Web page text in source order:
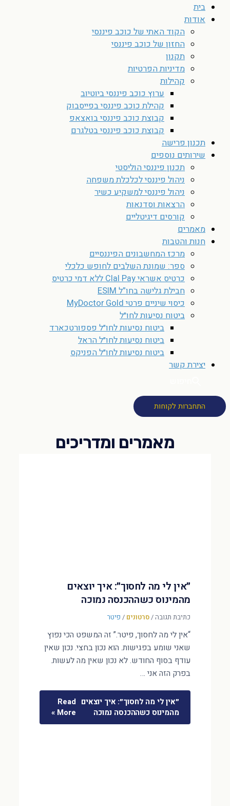
בית
אודות
הקוד האתי של כוכב פיננסי
החזון של כוכב פיננסי
תקנון
מדיניות הפרטיות
קהילות
ערוץ כוכב פיננסי ביוטיוב
קהילת כוכב פיננסי בפייסבוק
קבוצת כוכב פיננסי בואצאפ
קבוצת כוכב פיננסי בטלגרם
תכנון פרישה
שירותים נוספים
תכנון פיננסי הוליסטי
ניהול פיננסי לכלכלת משפחה
ניהול פיננסי למשקיע כשיר
הרצאות וסדנאות
קורסים דיגיטליים
מאמרים
חנות והטבות
מרכז המחשבונים הפיננסיים
ספר: שמונת השלבים לחופש כלכלי
כרטיס אשראי Clal Pay ללא דמי כרטיס
חבילת גלישה בחו”ל ESIM
כיסוי שיניים פרטי MyDoctor Gold
ביטוח נסיעות לחו״ל
ביטוח נסיעות לחו״ל פספורטכארד
ביטוח נסיעות לחו״ל הראל
ביטוח נסיעות לחו״ל הפניקס
יצירת קשר
התחברות לקוחות
״אין לי מה לחסוך״: איך יוצאים
מהמינוס כשההכנסה נמוכה
כתיבת תגובה/סרטונים / פיטר
“אין לי מה לחסוך, פיטר.” זה המשפט הכי נפוץ
שאני שומע בפגישות. הוא נכון בחצי. נכון שאין
עודף בסוף החודש. לא נכון שאין מה לעשות.
בפרק הזה אני …
״אין לי מה לחסוך״: איך יוצאים
מהמינוס כשההכנסה נמוכה
Read
More »